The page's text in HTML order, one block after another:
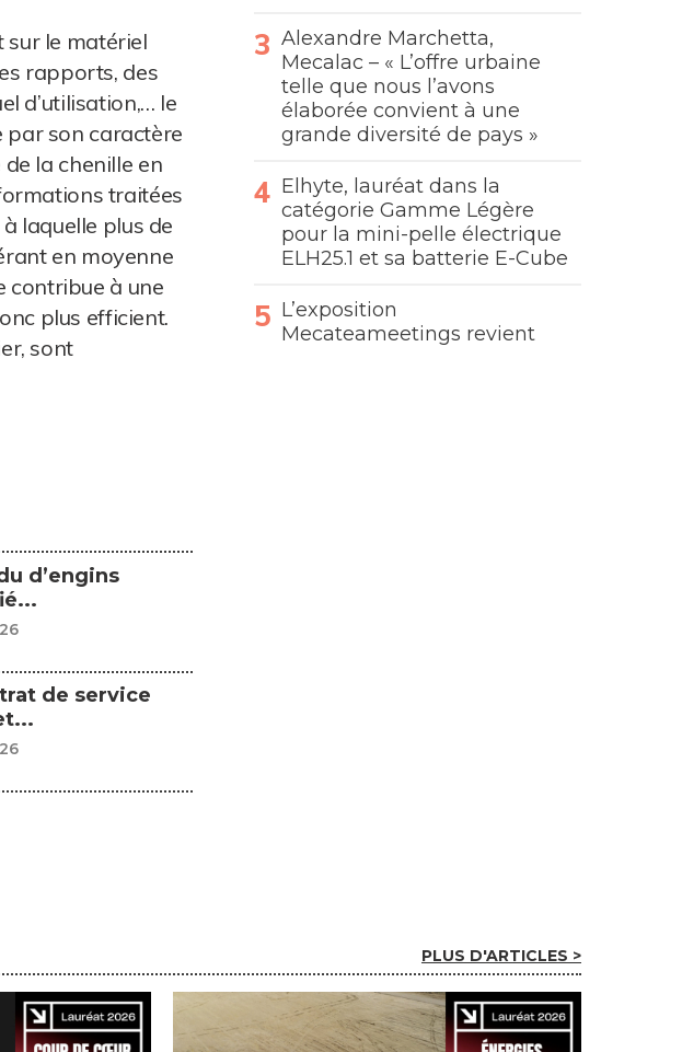
sur le matériel
rapports, des
d’utilisation,… le
par son caractère
la chenille en
traitées
laquelle plus de
en moyenne
contribue à une
plus efficient.
sont
d’engins
de service
Alexandre Marchetta,
Mecalac – « L’offre urbaine
telle que nous l’avons
élaborée convient à une
grande diversité de pays »
Elhyte, lauréat dans la
catégorie Gamme Légère
pour la mini-pelle électrique
ELH25.1 et sa batterie E-Cube
L’exposition
Mecateameetings revient
PLUS D'ARTICLES >